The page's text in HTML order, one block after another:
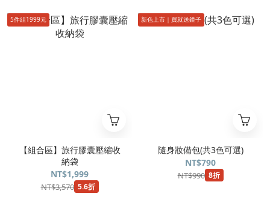
5件組1999元
【組合區】旅行膠囊壓縮收
納袋
NT$1,999
NT$3,570 5.6折
新色上市｜買就送鏡子
隨身妝備包(共3色可選)
NT$790
NT$990 8折